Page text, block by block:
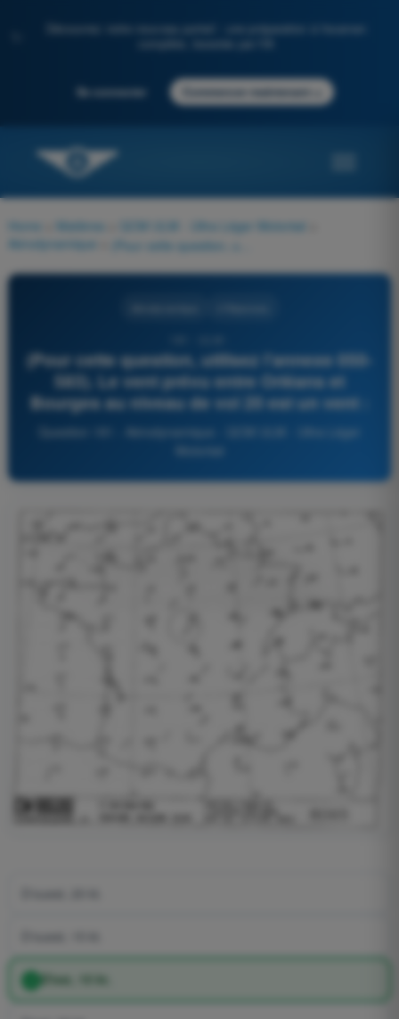
Découvrez notre nouveau portail : une préparation à l'examen
Se connecter Commencer maintenant
Home Matières QCM ULM - Ultra Léger Motorisé
Aérodynamique
(Pour cette question, utilisez l'annexe 050-
583). Le vent prévu entre Orléans et
Bourges au niveau de vol 20 est un vent :
D'est, 15 kt.